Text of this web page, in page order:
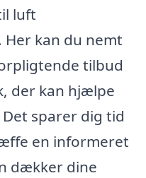
luft
Her kan du nemt
tilbud
der kan hjælpe
sparer dig tid
en informeret
dækker dine